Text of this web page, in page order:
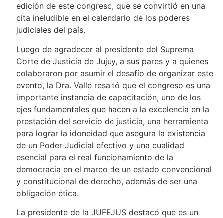
edición de este congreso, que se convirtió en una
cita ineludible en el calendario de los poderes
judiciales del país.
Luego de agradecer al presidente del Suprema
Corte de Justicia de Jujuy, a sus pares y a quienes
colaboraron por asumir el desafío de organizar este
evento, la Dra. Valle resaltó que el congreso es una
importante instancia de capacitación, uno de los
ejes fundamentales que hacen a la excelencia en la
prestación del servicio de justicia, una herramienta
para lograr la idoneidad que asegura la existencia
de un Poder Judicial efectivo y una cualidad
esencial para el real funcionamiento de la
democracia en el marco de un estado convencional
y constitucional de derecho, además de ser una
obligación ética.
La presidente de la JUFEJUS destacó que es un